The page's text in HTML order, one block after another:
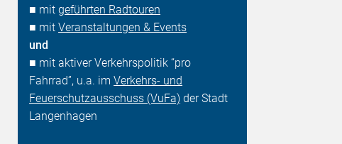
■ mitgeführten Radtouren
■ mitVeranstaltungen & Events
und
■ mit aktiver Verkehrspolitik “pro
Fahrrad”, u.a. imVerkehrs- und
Feuerschutzausschuss (VuFa) der Stadt
Langenhagen